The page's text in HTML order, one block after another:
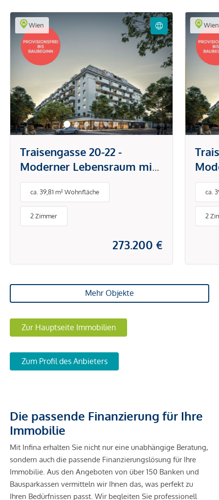
Wien
Traisengasse 20-22 -
Moderner Lebensraum mit
Donaublick
ca. 39,81 m² Wohnfläche
2 Zimmer
273.200 €
Wien
ca.
2
Mehr Objekte
Zur Hauptseite Immobilien
Zum Profil des Anbieters
Die passende Finanzierung für Ihre
Immobilie
Mit Infina erhalten Sie nicht nur eine unabhängige Beratung,
sondern auch die passende Finanzierungslösung für Ihre
Immobilie. Aus den Angeboten von über 150 Banken und
Bausparkassen vermitteln wir Ihnen das, was perfekt zu
Ihren Bedürfnissen passt. Wir begleiten Sie professionell